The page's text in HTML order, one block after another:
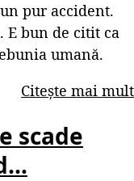
pur accident.
. E bun de citit ca
umană.
Citește mai mult
scade